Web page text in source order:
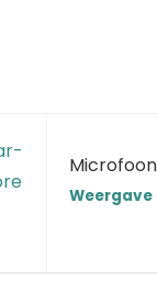
Weergave